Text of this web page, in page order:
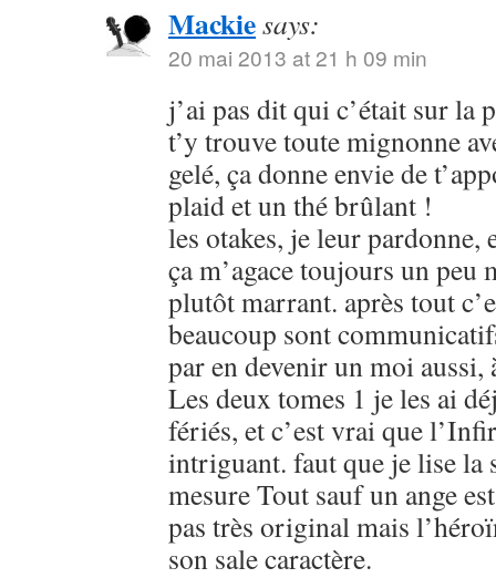
Mackiesays:
20 mai 2013 at 21 h 09 min
j’ai pas dit qui c’était sur la
t’y trouve toute mignonne
gelé, ça donne envie de
plaid et un thé brûlant !
les otakes, je leur
ça m’agace toujours un peu
plutôt marrant. après tout
beaucoup sont
par en devenir un moi aussi,
Les deux tomes 1 je les ai
fériés, et c’est vrai que
intriguant. faut que je lise la
mesure Tout sauf un ange
pas très original mais
son sale caractère.